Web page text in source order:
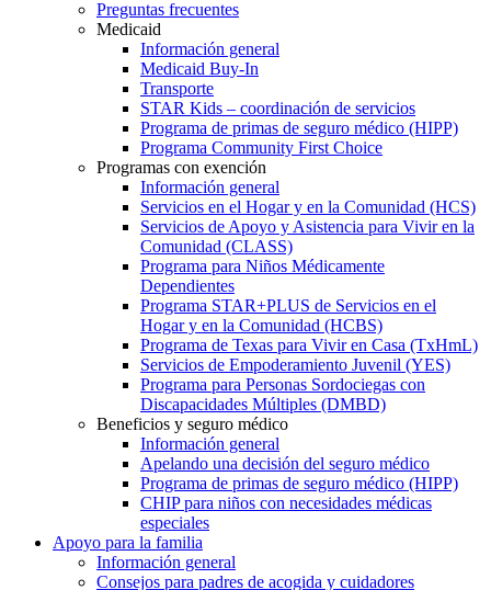
Preguntas frecuentes
Medicaid
Información general
Medicaid Buy-In
Transporte
STAR Kids – coordinación de servicios
Programa de primas de seguro médico (HIPP)
Programa Community First Choice
Programas con exención
Información general
Servicios en el Hogar y en la Comunidad (HCS)
Servicios de Apoyo y Asistencia para Vivir en la
Comunidad (CLASS)
Programa para Niños Médicamente
Dependientes
Programa STAR+PLUS de Servicios en el
Hogar y en la Comunidad (HCBS)
Programa de Texas para Vivir en Casa (TxHmL)
Servicios de Empoderamiento Juvenil (YES)
Programa para Personas Sordociegas con
Discapacidades Múltiples (DMBD)
Beneficios y seguro médico
Información general
Apelando una decisión del seguro médico
Programa de primas de seguro médico (HIPP)
CHIP para niños con necesidades médicas
especiales
Apoyo para la familia
Información general
Consejos para padres de acogida y cuidadores